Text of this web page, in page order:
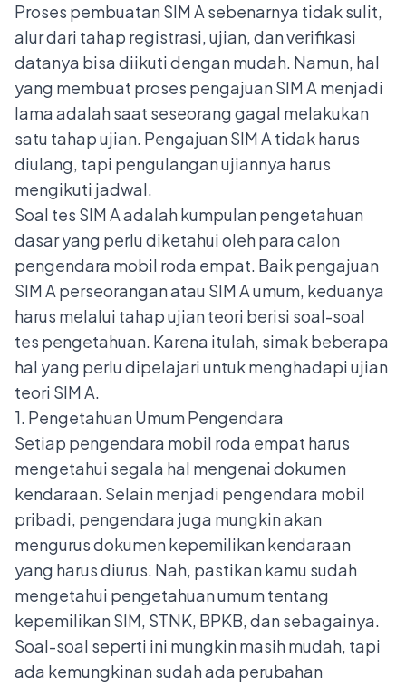
Proses pembuatan SIM A sebenarnya tidak sulit,
alur dari tahap registrasi, ujian, dan verifikasi
datanya bisa diikuti dengan mudah. Namun, hal
yang membuat proses pengajuan SIM A menjadi
lama adalah saat seseorang gagal melakukan
satu tahap ujian. Pengajuan SIM A tidak harus
diulang, tapi pengulangan ujiannya harus
mengikuti jadwal.
Soal tes SIM Aadalah kumpulan pengetahuan
dasar yang perlu diketahui oleh para calon
pengendara mobil roda empat. Baik pengajuan
SIM A perseorangan atau SIM A umum, keduanya
harus melalui tahap ujian teori berisi soal-soal
tes pengetahuan. Karena itulah, simak beberapa
hal yang perlu dipelajari untuk menghadapi ujian
teori SIM A.
1. Pengetahuan Umum Pengendara
Setiap pengendara mobil roda empat harus
mengetahui segala hal mengenai dokumen
kendaraan. Selain menjadi pengendara mobil
pribadi, pengendara juga mungkin akan
mengurus dokumen kepemilikan kendaraan
yang harus diurus. Nah, pastikan kamu sudah
mengetahui pengetahuan umum tentang
kepemilikan SIM, STNK, BPKB, dan sebagainya.
Soal-soal seperti ini mungkin masih mudah, tapi
ada kemungkinan sudah ada perubahan